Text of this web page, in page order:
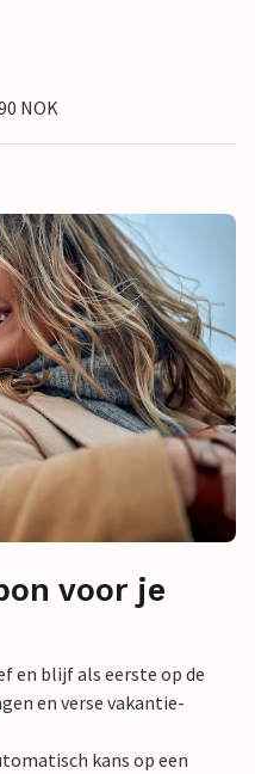
NOK
voor je
en blijf als eerste op de
en verse vakantie-
kans op een